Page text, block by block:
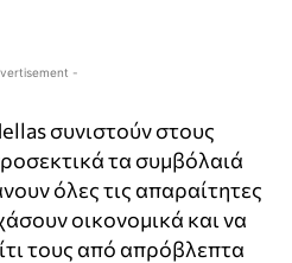
-
συνιστούν στους
τα συμβόλαιά
όλες τις απαραίτητες
οικονομικά και να
τους από απρόβλεπτα